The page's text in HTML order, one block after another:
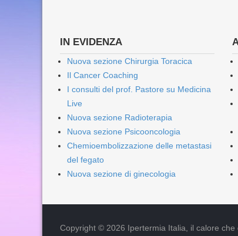
IN EVIDENZA
Nuova sezione Chirurgia Toracica
Il Cancer Coaching
I consulti del prof. Pastore su Medicina
Live
Nuova sezione Radioterapia
Nuova sezione Psicooncologia
Chemioembolizzazione delle metastasi
del fegato
Nuova sezione di ginecologia
Copyright © 2026 Ipertermia Italia, il calore